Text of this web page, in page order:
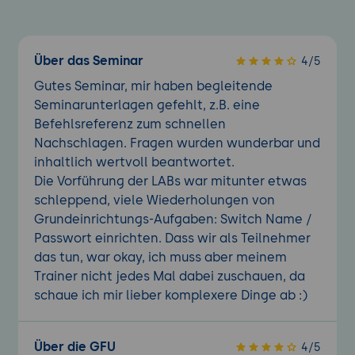
Optimization" 7%)
13. Systematische Fehlerbehebung
Eine wiederholbare Vorgehensweise zur
Fehlersuche
Probleme auf Layer 2 und Layer 3
eingrenzen
WLAN-Verbindungsprobleme
diagnostizieren
Diagnosewerkzeuge in AOS-CX und Aruba
Central
14. Leistungsoptimierung
Engpässe erkennen und beheben
Funk- und Kabelverbindungen optimieren
Konfigurationen sauber dokumentieren
Über das Seminar 4/5
Gutes Seminar, mir haben begleitende
Seminarunterlagen gefehlt, z.B. eine
Befehlsreferenz zum schnellen
Nachschlagen. Fragen wurden wunderbar und
inhaltlich wertvoll beantwortet.
Die Vorführung der LABs war mitunter etwas
schleppend, viele Wiederholungen von
Grundeinrichtungs-Aufgaben: Switch Name /
Passwort einrichten. Dass wir als Teilnehmer
das tun, war okay, ich muss aber meinem
Trainer nicht jedes Mal dabei zuschauen, da
schaue ich mir lieber komplexere Dinge ab :)
Über die GFU 4/5